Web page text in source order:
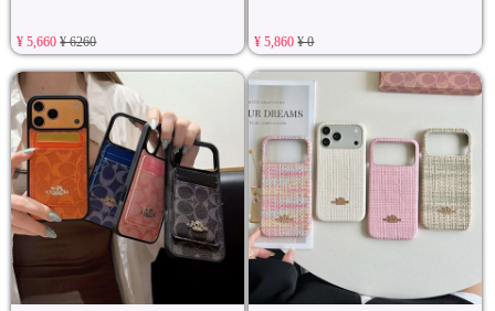
¥ 5,660¥ 6260 ¥ 5,860¥ 0